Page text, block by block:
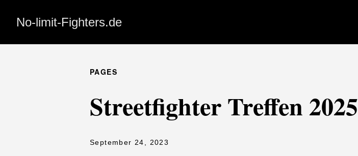
No-limit-Fighters.de
PAGES
Streetfighter Treffen 2025
September 24, 2023